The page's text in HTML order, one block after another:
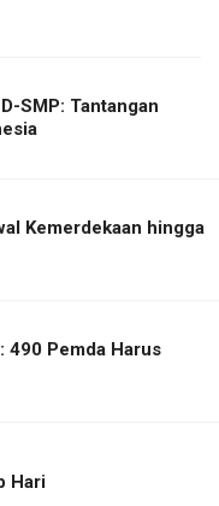
SMP: Tantangan
Kemerdekaan hingga
490 Pemda Harus
Hari